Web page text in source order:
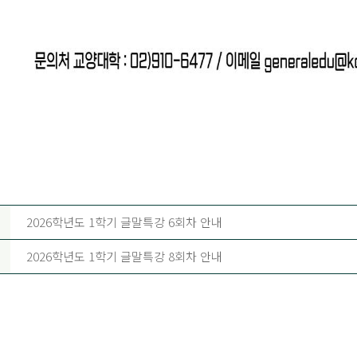
2026학년도 1학기 글말특강 6회차 안내
2026학년도 1학기 글말특강 8회차 안내